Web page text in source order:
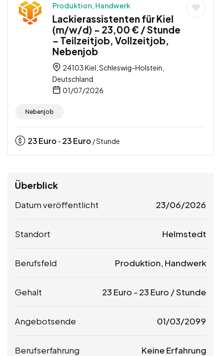
Produktion, Handwerk
Lackierassistenten für Kiel
(m/w/d) – 23,00 € / Stunde
– Teilzeitjob, Vollzeitjob,
Nebenjob
24103 Kiel, Schleswig-Holstein,
Deutschland
01/07/2026
Nebenjob
23Euro - 23Euro / Stunde
Überblick
Datum veröffentlicht 23/06/2026
Standort Helmstedt
Berufsfeld Produktion, Handwerk
Gehalt 23 Euro - 23 Euro / Stunde
Angebotsende 01/03/2099
Berufserfahrung Keine Erfahrung